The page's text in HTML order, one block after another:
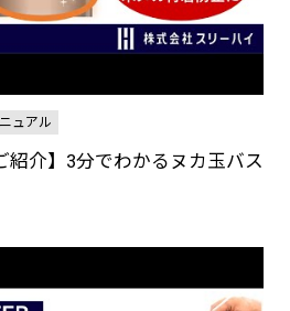
ュアル
紹介】3分でわかるヌカ玉バス